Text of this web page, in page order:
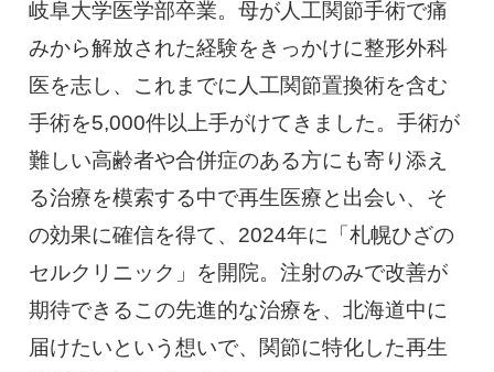
岐阜大学医学部卒業。母が人工関節手術で痛
みから解放された経験をきっかけに整形外科
医を志し、これまでに人工関節置換術を含む
手術を5,000件以上手がけてきました。手術が
難しい高齢者や合併症のある方にも寄り添え
る治療を模索する中で再生医療と出会い、そ
の効果に確信を得て、2024年に「札幌ひざの
セルクリニック」を開院。注射のみで改善が
期待できるこの先進的な治療を、北海道中に
届けたいという想いで、関節に特化した再生